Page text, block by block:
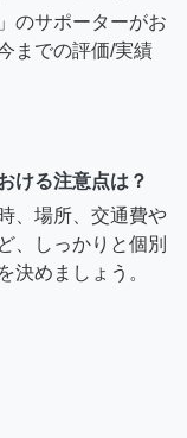
のサポーターがお
までの評価/実績
ける注意点は？
、場所、交通費や
、しっかりと個別
決めましょう。